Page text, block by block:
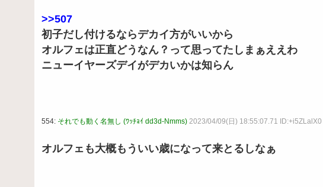
>>507
初子だし付けるならデカイ方がいいから
オルフェは正直どうなん？って思ってたしまぁええわ
ニューイヤーズデイがデカいかは知らん
554: それでも動く名無し (ﾜｯﾁｮｲ dd3d-Nmms) 2023/04/09(日) 18:55:07.71 ID:+i5ZLalX0
オルフェも大概もういい歳になって来とるしなぁ